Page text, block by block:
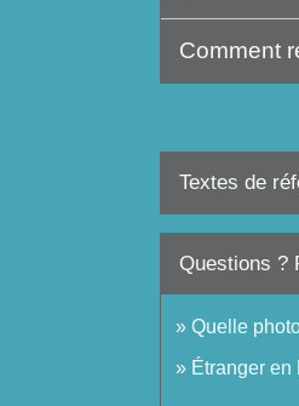
Comment
Textes de
Questions ?
Quelle
Étranger en